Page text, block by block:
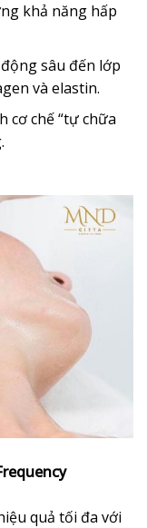
khả năng hấp
sâu đến lớp
và elastin.
cơ chế “tự chữa
quả tối đa với